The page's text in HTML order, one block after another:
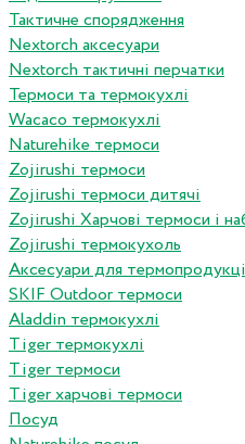
Тактичне спорядження
Nextorch аксесуари
Nextorch тактичні перчатки
Термоси та термокухлі
Wacaco термокухлі
Naturehike термоси
Zojirushi термоси
Zojirushi термоси дитячі
Zojirushi Харчові термоси і
Zojirushi термокухоль
Аксесуари для
SKIF Outdoor термоси
Aladdin термокухлі
Tiger термокухлі
Tiger термоси
Tiger харчові термоси
Посуд